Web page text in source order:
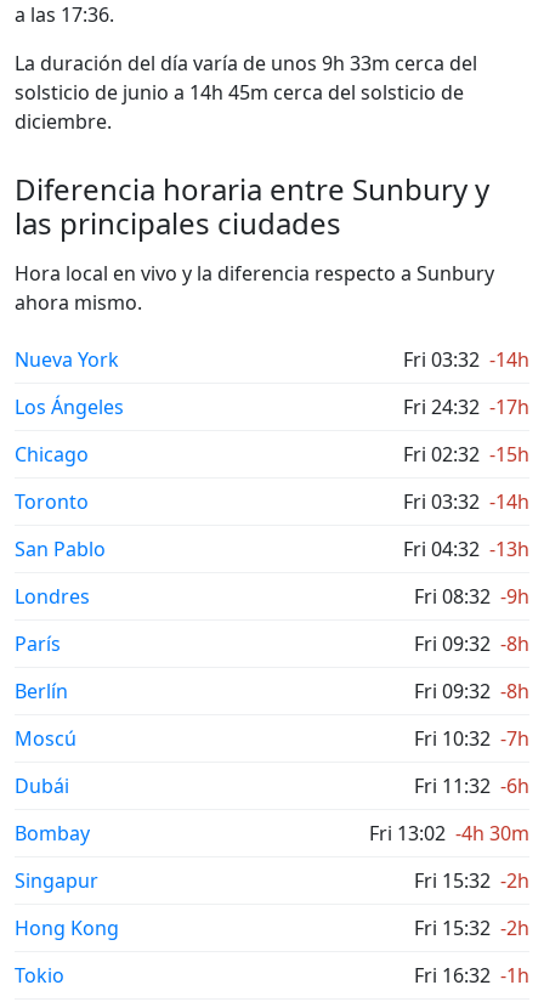
a las 17:36.
La duración del día varía de unos 9h 33m cerca del
solsticio de junio a 14h 45m cerca del solsticio de
diciembre.
Diferencia horaria entre Sunbury y
las principales ciudades
Hora local en vivo y la diferencia respecto a Sunbury
ahora mismo.
Nueva York Fri 03:32 -14h
Los Ángeles
Fri 24:32 -17h
Chicago
Fri 02:32 -15h
Toronto
Fri 03:32 -14h
San Pablo
Fri 04:32 -13h
Londres
Fri 08:32 -9h
París
Fri 09:32 -8h
Berlín
Fri 09:32 -8h
Moscú
Fri 10:32 -7h
Dubái
Fri 11:32 -6h
Bombay
Fri 13:02 -4h 30m
Singapur
Fri 15:32 -2h
Hong Kong
Fri 15:32 -2h
Tokio
Fri 16:32 -1h